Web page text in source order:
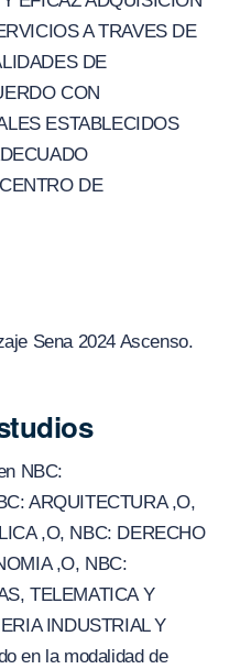
A TRAVES DE
DE
CON
ESTABLECIDOS
DE
Sena 2024 Ascenso.
NBC:
ARQUITECTURA ,O,
,O, NBC: DERECHO
,O, NBC:
TELEMATICA Y
INDUSTRIAL Y
en la modalidad de